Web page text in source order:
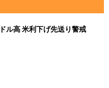
ル高 米利下げ先送り警戒